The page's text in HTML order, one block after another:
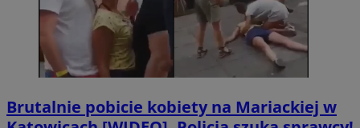
Brutalnie pobicie kobiety na Mariackiej w